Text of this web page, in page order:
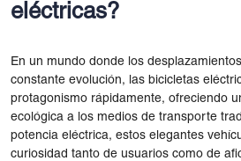
eléctricas?
En un mundo donde los
constante evolución, las bicicletas
protagonismo rápidamente, ofreciendo
ecológica a los medios de transporte
potencia eléctrica, estos elegantes
curiosidad tanto de usuarios como de